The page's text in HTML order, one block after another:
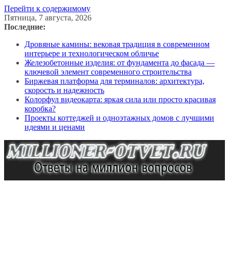
Перейти к содержимому
Пятница, 7 августа, 2026
Последние:
Дровяные камины: вековая традиция в современном
интерьере и технологическом обличье
Железобетонные изделия: от фундамента до фасада —
ключевой элемент современного строительства
Биржевая платформа для терминалов: архитектура,
скорость и надежность
Колорфул видеокарта: яркая сила или просто красивая
коробка?
Проекты коттеджей и одноэтажных домов с лучшими
идеями и ценами